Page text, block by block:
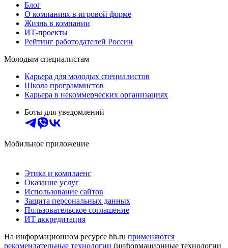
Блог
О компаниях в игровой форме
Жизнь в компании
ИТ-проекты
Рейтинг работодателей России
Молодым специалистам
Карьера для молодых специалистов
Школа программистов
Карьера в некоммерческих организациях
Боты для уведомлений
Мобильное приложение
Этика и комплаенс
Оказание услуг
Использование сайтов
Защита персональных данных
Пользовательское соглашение
ИТ аккредитация
На информационном ресурсе hh.ru применяются
рекомендательные технологии (информационные технологии